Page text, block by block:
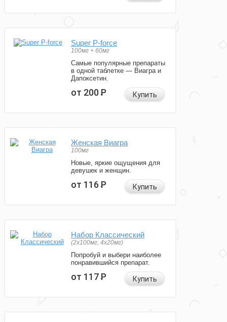
Super P-force
100мг + 60мг
Самые популярные препараты
в одной таблетке — Виагра и
Дапоксетин.
от 200Р Купить
Женская Виагра
100мг
Новые, яркие ощущения для
девушек и женщин.
от 116Р Купить
Набор Классический
(2x100мг, 4x20мг)
Попробуй и выбери наиболее
понравившийся препарат.
от 117Р Купить